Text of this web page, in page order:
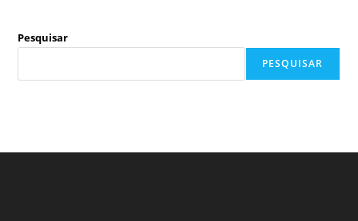
Pesquisar
PESQUISAR